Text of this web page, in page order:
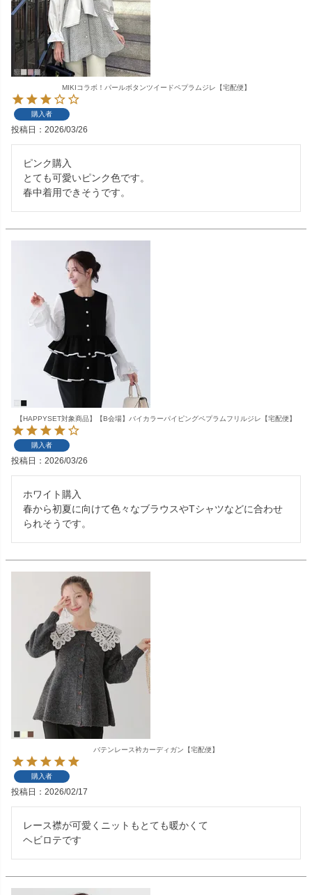
MIKIコラボ！パールボタンツイードペプラムジレ【宅配便】
購入者
投稿日 2026/03/26
ピンク購入
とても可愛いピンク色です。
春中着用できそうです。
【HAPPYSET対象商品】【B会場】バイカラーパイピングペプラムフリルジレ【宅配便】
購入者
投稿日 2026/03/26
ホワイト購入
春から初夏に向けて色々なブラウスやTシャツなどに合わせ
られそうです。
バテンレース衿カーディガン【宅配便】
購入者
投稿日 2026/02/17
レース襟が可愛くニットもとても暖かくて
ヘビロテです